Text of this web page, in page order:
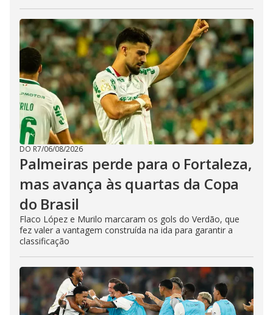
DO R7/06/08/2026
Palmeiras perde para o Fortaleza,
mas avança às quartas da Copa
do Brasil
Flaco López e Murilo marcaram os gols do Verdão, que
fez valer a vantagem construída na ida para garantir a
classificação